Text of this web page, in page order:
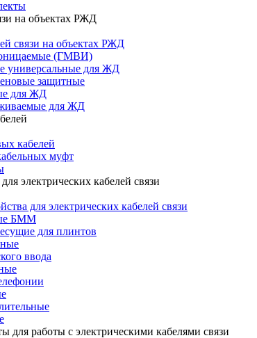
на объектах РЖД
связи на объектах РЖД
(ГМВИ)
универсальные для ЖД
защитные
для ЖД
для ЖД
кабелей
муфт
электрических кабелей связи
для электрических кабелей связи
БММ
для плинтов
ввода
для работы с электрическими кабелями связи